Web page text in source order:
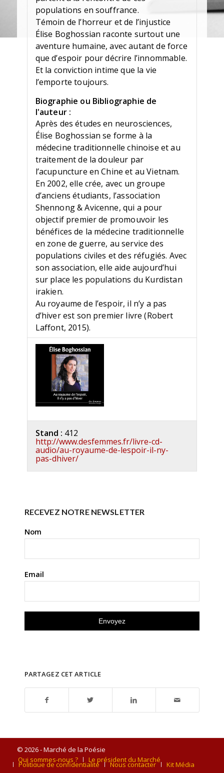
populations en souffrance.
Témoin de l’horreur et de l’injustice
Élise Boghossian raconte surtout une
aventure humaine, avec autant de force
que d’espoir pour décrire l’innommable.
Et la conviction intime que la vie
l’emporte toujours.
Biographie ou Bibliographie de
l'auteur :
Après des études en neurosciences,
Élise Boghossian se forme à la
médecine traditionnelle chinoise et au
traitement de la douleur par
l’acupuncture en Chine et au Vietnam.
En 2002, elle crée, avec un groupe
d’anciens étudiants, l’association
Shennong & Avicenne, qui a pour
objectif premier de promouvoir les
bénéfices de la médecine traditionnelle
en zone de guerre, au service des
populations civiles et des réfugiés. Avec
son association, elle aide aujourd’hui
sur place les populations du Kurdistan
irakien.
Au royaume de l’espoir, il n’y a pas
d’hiver est son premier livre (Robert
Laffont, 2015).
Stand : 412
http://www.desfemmes.fr/livre-cd-
audio/au-royaume-de-lespoir-il-ny-
pas-dhiver/
RECEVEZ NOTRE NEWSLETTER
Nom
Email
PARTAGEZ CET ARTICLE
© 2026 - Marché de la Poésie
Qui sommes-nous ?
Le président du Marché
Politique de confidentialité Nous contacter Kit Média